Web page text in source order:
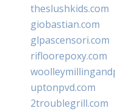
theslushkids.com
giobastian.com
glpascensori.com
rifloorepoxy.com
uptonpvd.com
2troublegrill.com